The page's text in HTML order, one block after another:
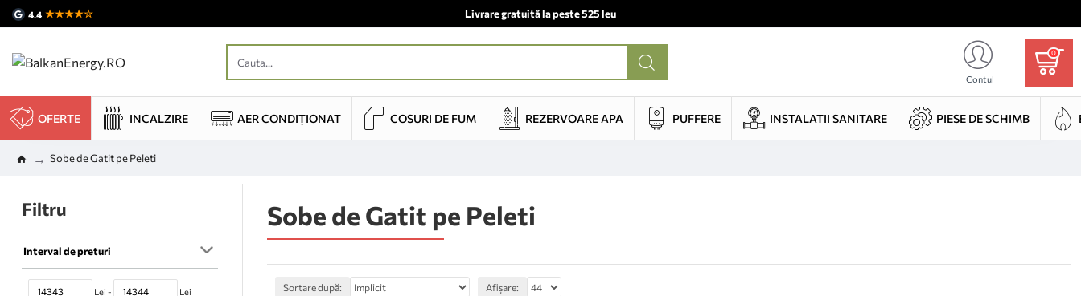
4.4 ★★★★☆ Livrare gratuită la peste 525 leu
Contul
0
OFERTE INCALZIRE AER CONDIȚIONAT COSURI DE FUM REZERVOARE APA PUFFERE INSTALATII SANITARE PIESE DE SCHIMB
Sobe de Gatit pe Peleti
Filtru
Interval de preturi
Lei - Lei
Sobe de Gatit pe Peleti
Sortare după: Afișare: